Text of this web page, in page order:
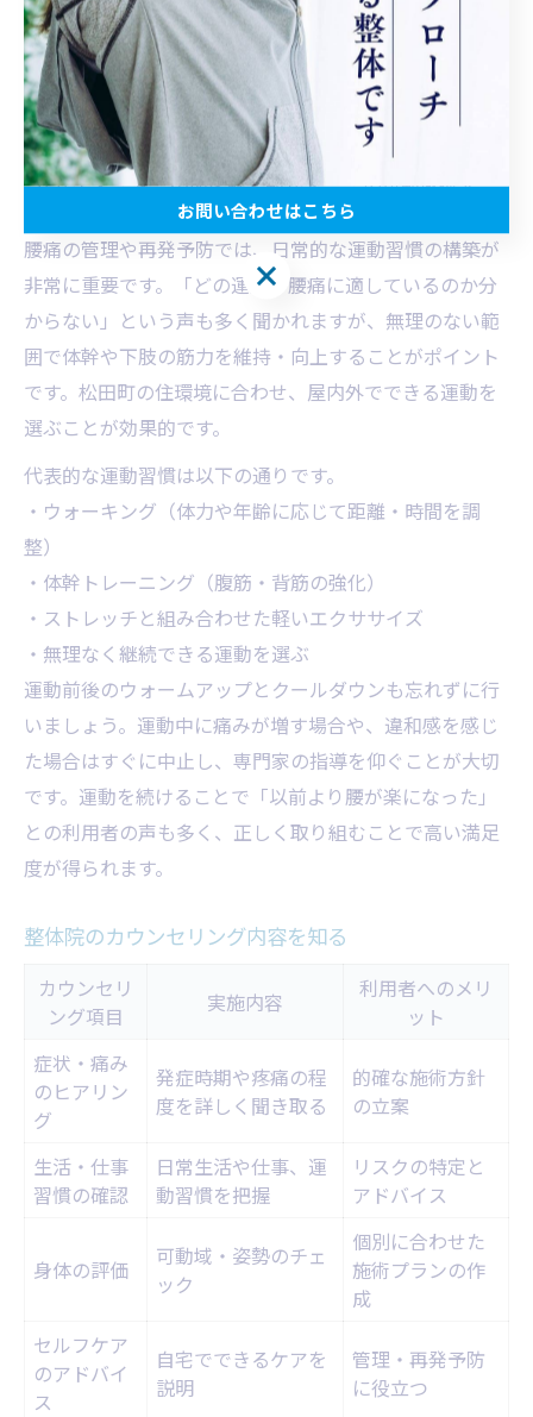
ング
や時間を調整
進、体力維持
体幹トレ
ーニング
腹筋・背筋の強化運動
姿勢維持力の向
上、腰の安定
軽いエク
ササイズ
ストレッチと組み合わ
せ、関節を軽く動かす
柔軟性向上、腰
の可動域拡大
腰痛の管理や再発予防では、日常的な運動習慣の構築が
非常に重要です。「どの運動が腰痛に適しているのか分
からない」という声も多く聞かれますが、無理のない範
囲で体幹や下肢の筋力を維持・向上することがポイント
です。松田町の住環境に合わせ、屋内外でできる運動を
選ぶことが効果的です。
代表的な運動習慣は以下の通りです。
・ウォーキング（体力や年齢に応じて距離・時間を調
整）
・体幹トレーニング（腹筋・背筋の強化）
・ストレッチと組み合わせた軽いエクササイズ
・無理なく継続できる運動を選ぶ
運動前後のウォームアップとクールダウンも忘れずに行
いましょう。運動中に痛みが増す場合や、違和感を感じ
た場合はすぐに中止し、専門家の指導を仰ぐことが大切
です。運動を続けることで「以前より腰が楽になった」
との利用者の声も多く、正しく取り組むことで高い満足
度が得られます。
整体院のカウンセリング内容を知る
カウンセリ
ング項目
実施内容
利用者へのメリ
ット
症状・痛み
のヒアリン
グ
発症時期や疼痛の程
度を詳しく聞き取る
的確な施術方針
の立案
生活・仕事
習慣の確認
日常生活や仕事、運
動習慣を把握
リスクの特定と
アドバイス
身体の評価
可動域・姿勢のチェ
ック
個別に合わせた
施術プランの作
成
セルフケア
のアドバイ
ス
自宅でできるケアを
説明
管理・再発予防
に役立つ
お問い合わせはこちら
お問い合わせはこちら